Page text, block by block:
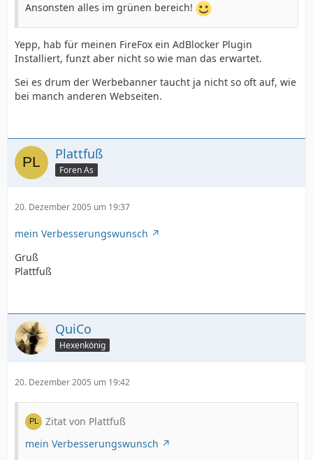
Ansonsten alles im grünen bereich!
Yepp, hab für meinen FireFox ein AdBlocker Plugin
Installiert, funzt aber nicht so wie man das erwartet.
Sei es drum der Werbebanner taucht ja nicht so oft auf, wie
bei manch anderen Webseiten.
Plattfuß
Foren As
20. Dezember 2005 um 19:37
mein Verbesserungswunsch
Gruß
Plattfuß
QuiCo
Hexenkönig
20. Dezember 2005 um 19:42
Zitat von Plattfuß
mein Verbesserungswunsch